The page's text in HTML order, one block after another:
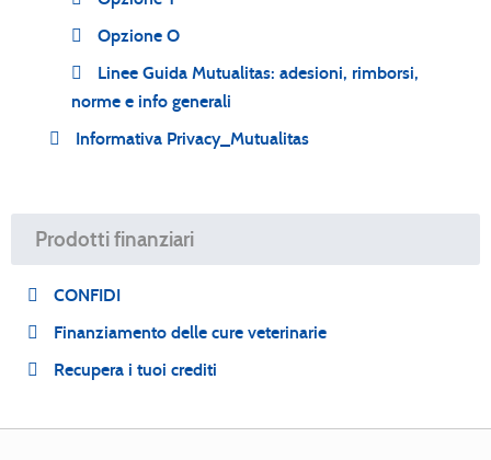
Opzione O
Linee Guida Mutualitas: adesioni, rimborsi,
norme e info generali
Informativa Privacy_Mutualitas
Prodotti finanziari
CONFIDI
Finanziamento delle cure veterinarie
Recupera i tuoi crediti